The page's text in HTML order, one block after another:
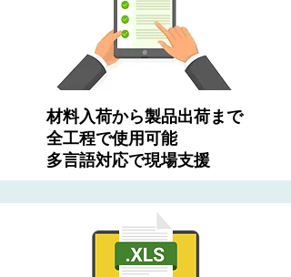
​材料入荷から製品出荷まで
全工程で使用可能
​多言語対応で現場支援